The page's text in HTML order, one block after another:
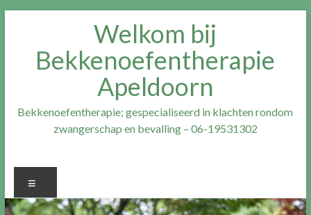
Welkom bij
Bekkenoefentherapie
Apeldoorn
Bekkenoefentherapie; gespecialiseerd in klachten rondom
zwangerschap en bevalling – 06-19531302